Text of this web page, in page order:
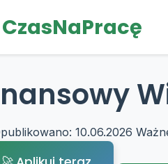
CzasNaPracę
10.06.2026